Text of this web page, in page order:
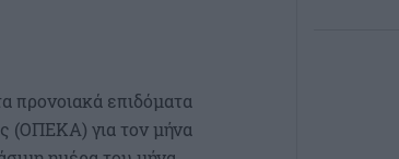
προνοιακά επιδόματα
(ΟΠΕΚΑ) για τον μήνα